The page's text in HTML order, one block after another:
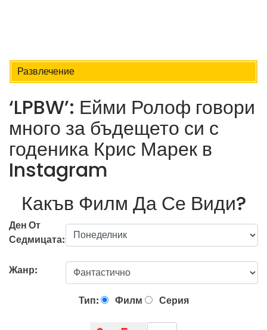
Развлечение
‘LPBW’: Ейми Ролоф говори
много за бъдещето си с
годеника Крис Марек в
Instagram
Какъв Филм Да Се Види?
Ден От
Седмицата:
Жанр:
Тип: Филм Серия